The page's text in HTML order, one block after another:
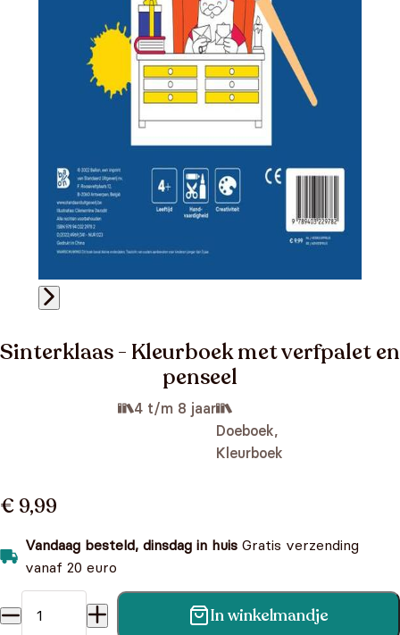
Sinterklaas - Kleurboek met verfpalet en
penseel
4 t/m 8 jaar
Doeboek,
Kleurboek
€ 9,99
Vandaag besteld, dinsdag in huis Gratis verzending
vanaf 20 euro
Sinterklaas - Kleurboek met verfpalet en penseel aantal
In winkelmandje